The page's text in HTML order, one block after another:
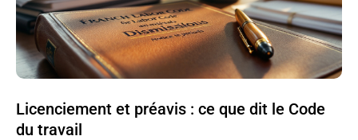
Licenciement et préavis : ce que dit le Code
du travail